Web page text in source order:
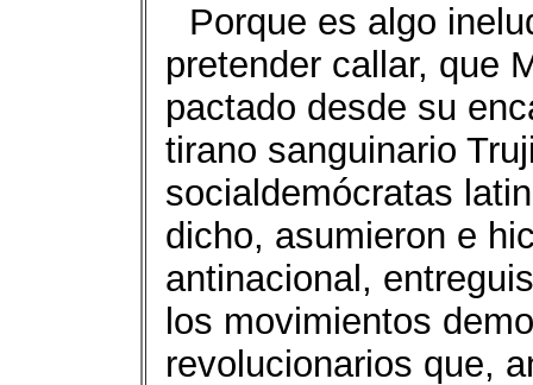
Porque es algo
pretender callar, que
pactado desde su
tirano sanguinario
socialdemócratas
dicho, asumieron e
antinacional,
los movimientos
revolucionarios que,